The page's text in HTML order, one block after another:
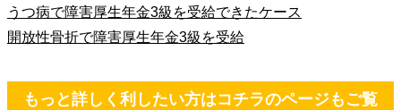
うつ病で障害厚生年金3級を受給できたケース
開放性骨折で障害厚生年金3級を受給
もっと詳しく利したい方はコチラのページもご覧